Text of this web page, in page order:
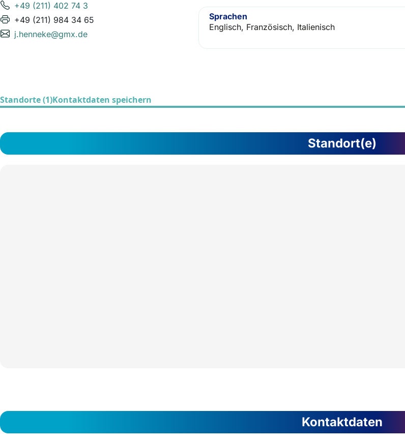
+49 (211) 402 74 3
+49 (211) 984 34 65
j.henneke@gmx.de
Sprachen
Englisch, Französisch, Italienisch
Standorte (1)Kontaktdaten speichern
Standort(e)
Kontaktdaten